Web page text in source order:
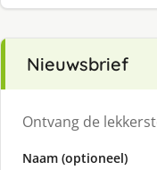
Nieuwsbrief
Ontvang de
Naam (optioneel)